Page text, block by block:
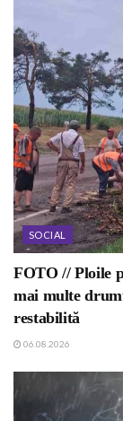
SOCIAL
FOTO // Ploile
mai multe
restabilită
06.08.2026